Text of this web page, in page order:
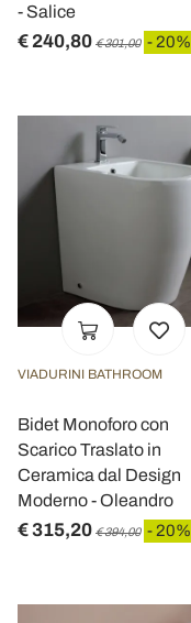
- Salice
€ 240,80 € 301,00 - 20%
VIADURINI BATHROOM
Bidet Monoforo con
Scarico Traslato in
Ceramica dal Design
Moderno - Oleandro
€ 315,20 € 394,00 - 20%